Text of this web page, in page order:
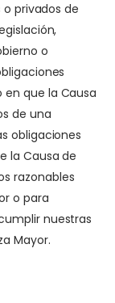
privados de
o
que la Causa
de una
obligaciones
la Causa de
razonables
o para
nuestras
Mayor.